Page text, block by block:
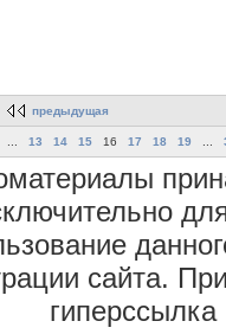
предыдущая
13 14 15 16 17 18 19
сайта.
гиперссылка